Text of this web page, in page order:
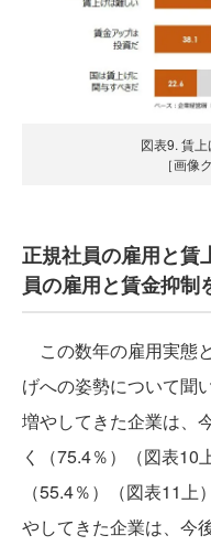
図表9. 賃
［画像
正規社員の雇用と賃
員の雇用と賃金抑制
この数年の雇用実態
げへの姿勢について聞
増やしてきた企業は、
く（75.4％）（図表10
（55.4％）（図表11
やしてきた企業は、今